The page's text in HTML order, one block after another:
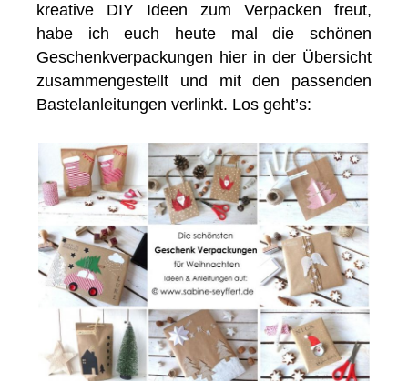
kreative DIY Ideen zum Verpacken freut,
habe ich euch heute mal die schönen
Geschenkverpackungen hier in der Übersicht
zusammengestellt und mit den passenden
Bastelanleitungen verlinkt. Los geht’s: